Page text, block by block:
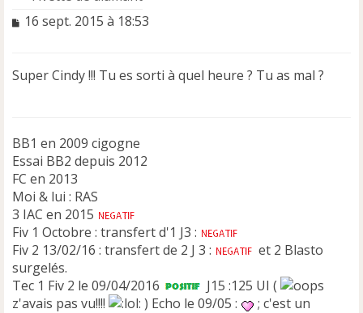
M
a
o
n
l
u
16 sept. 2015 à 18:53
Super Cindy !!! Tu es sorti à quel heure ? Tu as mal ?
BB1 en 2009 cigogne
Essai BB2 depuis 2012
FC en 2013
Moi & lui : RAS
3 IAC en 2015
Fiv 1 Octobre : transfert d'1 J3 :
Fiv 2 13/02/16 : transfert de 2 J 3 :
et 2 Blasto
surgelés.
Tec 1 Fiv 2 le 09/04/2016
J15 :125 UI (
z'avais pas vu!!!!
) Echo le 09/05 :
; c'est un